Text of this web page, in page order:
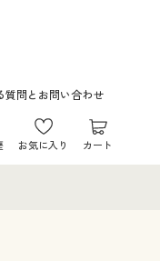
質問とお問い合わせ
お気に入り カート